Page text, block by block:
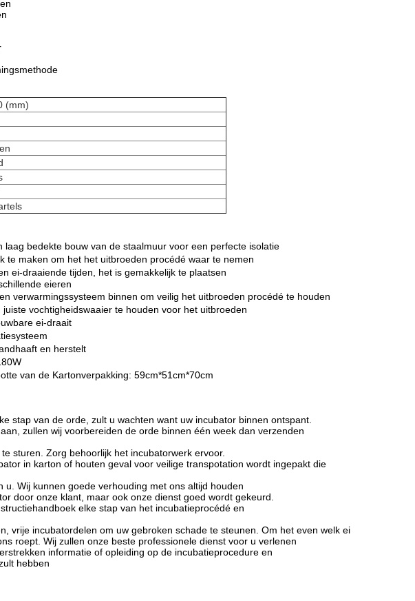
(mm)
bedekte bouw van de staalmuur voor een perfecte isolatie
te maken om het het uitbroeden procédé waar te nemen
ei-draaiende tijden, het is gemakkelijk te plaatsen
eieren
verwarmingssysteem binnen om veilig het uitbroeden procédé te houden
vochtigheidswaaier te houden voor het uitbroeden
ei-draait
en herstelt
van de Kartonverpakking: 59cm*51cm*70cm
stap van de orde, zult u wachten want uw incubator binnen ontspant.
zullen wij voorbereiden de orde binnen één week dan verzenden
sturen. Zorg behoorlijk het incubatorwerk ervoor.
in karton of houten geval voor veilige transpotation wordt ingepakt die
Wij kunnen goede verhouding met ons altijd houden
door onze klant, maar ook onze dienst goed wordt gekeurd.
elke stap van het incubatieprocédé en
vrije incubatordelen om uw gebroken schade te steunen. Om het even welk ei
roept. Wij zullen onze beste professionele dienst voor u verlenen
informatie of opleiding op de incubatieprocedure en
hebben